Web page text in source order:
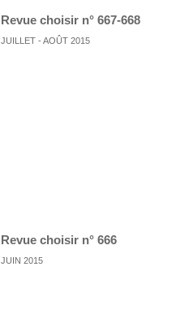
Revue choisir n° 667-668
JUILLET - AOÛT 2015
Revue choisir n° 666
JUIN 2015